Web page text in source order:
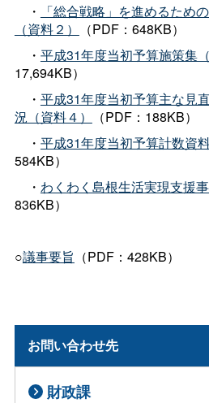
・
「総合戦略」を進めるため
（資料２）
（PDF：648KB）
・ 平成31年度当初予算施策集（
17,694KB）
・ 平成31年度当初予算主な見
況（資料４）
（PDF：188KB）
・ 平成31年度当初予算計数資
584KB）
・ わくわく島根生活実現支援事
836KB）
○議事要旨 （PDF：428KB）
お問い合わせ先
財政課